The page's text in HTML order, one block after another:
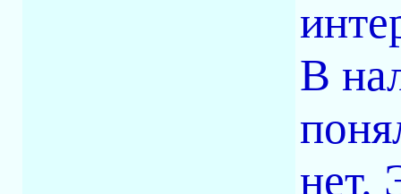
В
нет.